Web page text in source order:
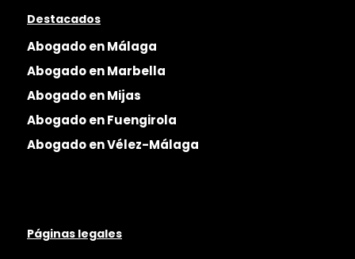
Destacados
Abogado en Málaga
Abogado en Marbella
Abogado en Mijas
Abogado en Fuengirola
Abogado en Vélez-Málaga
Páginas legales